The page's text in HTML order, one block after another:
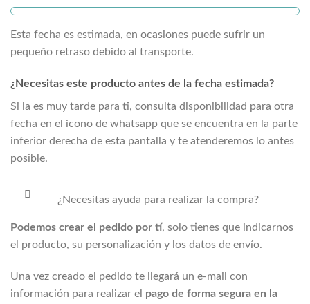
Esta fecha es estimada, en ocasiones puede sufrir un
pequeño retraso debido al transporte.
¿Necesitas este producto antes de la fecha estimada?
Si la es muy tarde para ti, consulta disponibilidad para otra
fecha en el icono de whatsapp que se encuentra en la parte
inferior derecha de esta pantalla y te atenderemos lo antes
posible.
¿Necesitas ayuda para realizar la compra?
Podemos crear el pedido por tí, solo tienes que indicarnos
el producto, su personalización y los datos de envío.
Una vez creado el pedido te llegará un e-mail con
información para realizar el pago de forma segura en la